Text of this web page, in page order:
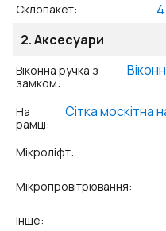
Склопакет:
2.Аксесуари
Віконна ручка з
замком:
На
рамці:
Сітка москітна
Мікроліфт:
Мікропровітрювання:
Інше: